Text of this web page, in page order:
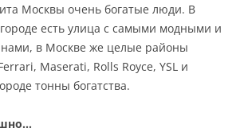
Москвы очень богатые люди. В
есть улица с самыми модными и
в Москве же целые районы
Maserati, Rolls Royce, YSL и
тонны богатства.